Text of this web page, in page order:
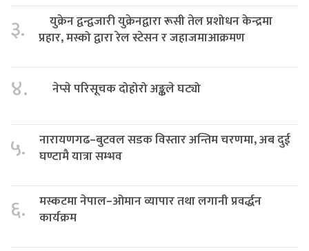
३.
युक्रेन द्वन्द्वजारी युक्रेनद्वारा रूसी तेल प्रशोधन केन्द्रमा
प्रहार, मस्को द्वारा रेल स्टेसन र जहाजमाआक्रमण
४. नेप्से परिसूचक दोहोरो अङ्कले घट्यो
५.
नारायणगढ–बुटवल सडक विस्तार अन्तिम चरणमा, अब दुई
घण्टामै यात्रा सम्भव
६.
मस्कटमा नेपाल–ओमान व्यापार तथा लगानी प्रवर्द्धन
कार्यक्रम